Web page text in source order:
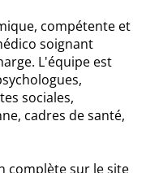
compétente et
soignant
L'équipe est
sociales,
cadres de santé,
complète sur le site